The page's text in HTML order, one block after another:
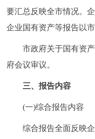
要汇总反映全市情况。
企业国有资产等报告以
市政府关于国有资产
府会议审议。
三、报告内容
(一)综合报告内容
综合报告全面反映企